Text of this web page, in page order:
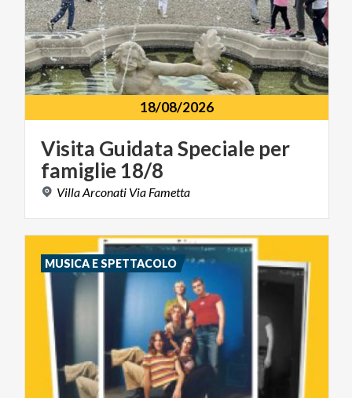
18/08/2026
Visita GuidataSpeciale per
famiglie 18/8
VillaArconati Via Fametta
MUSICA E SPETTACOLO